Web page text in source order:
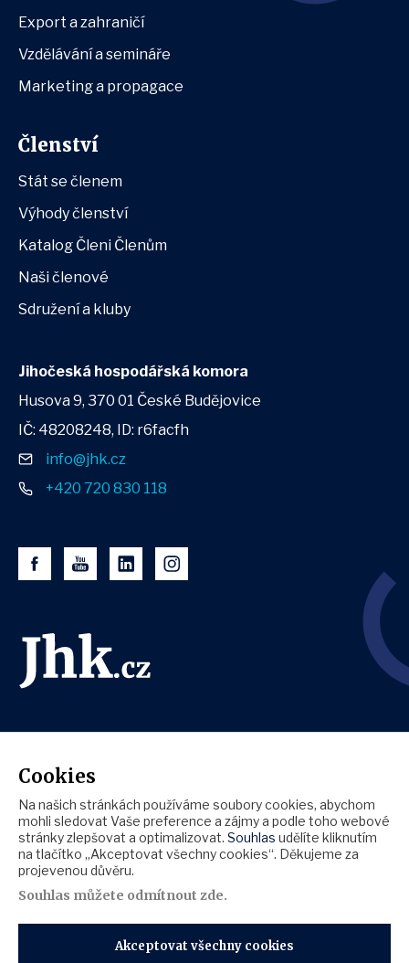
Export a zahraničí
Vzdělávání a semináře
Marketing a propagace
Členství
Stát se členem
Výhody členství
Katalog Členi Členům
Naši členové
Sdružení a kluby
Jihočeská hospodářská komora
Husova 9, 370 01 České Budějovice
IČ: 48208248, ID: r6facfh
info@jhk.cz
+420 720 830 118
Cookies
Na našich stránkách používáme soubory cookies, abychom
mohli sledovat Vaše preference a zájmy a podle toho webové
stránky zlepšovat a optimalizovat. Souhlas udělíte kliknutím
na tlačítko „Akceptovat všechny cookies“. Děkujeme za
projevenou důvěru.
Souhlas můžete odmítnout zde.
Akceptovat všechny cookies